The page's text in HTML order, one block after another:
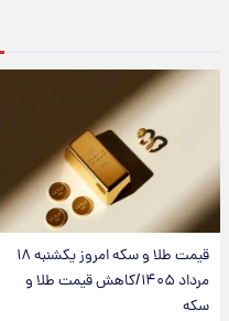
قیمت طلا و سکه امروز یکشنبه ۱۸
مرداد ۱۴۰۵/کاهش قیمت طلا و
سکه